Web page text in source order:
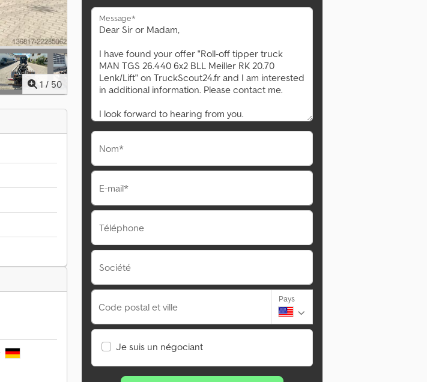
1 / 50
Message*
Nom*
E-mail*
Téléphone
Société
Code postal et ville
Pays
Je suis un négociant